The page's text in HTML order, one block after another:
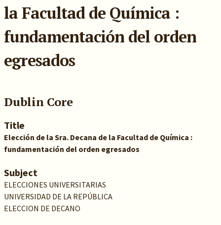
la Facultad de Química :
fundamentación del orden
egresados
Dublin Core
Title
Elección de la Sra. Decana de la Facultad de Química :
fundamentación del orden egresados
Subject
ELECCIONES UNIVERSITARIAS
UNIVERSIDAD DE LA REPÚBLICA
ELECCION DE DECANO